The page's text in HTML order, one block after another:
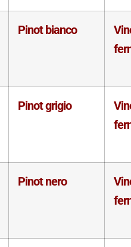
Pinot bianco
Pinot grigio
Pinot nero